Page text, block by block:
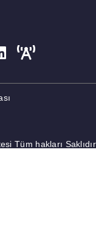
Tüm hakları Saklıdır